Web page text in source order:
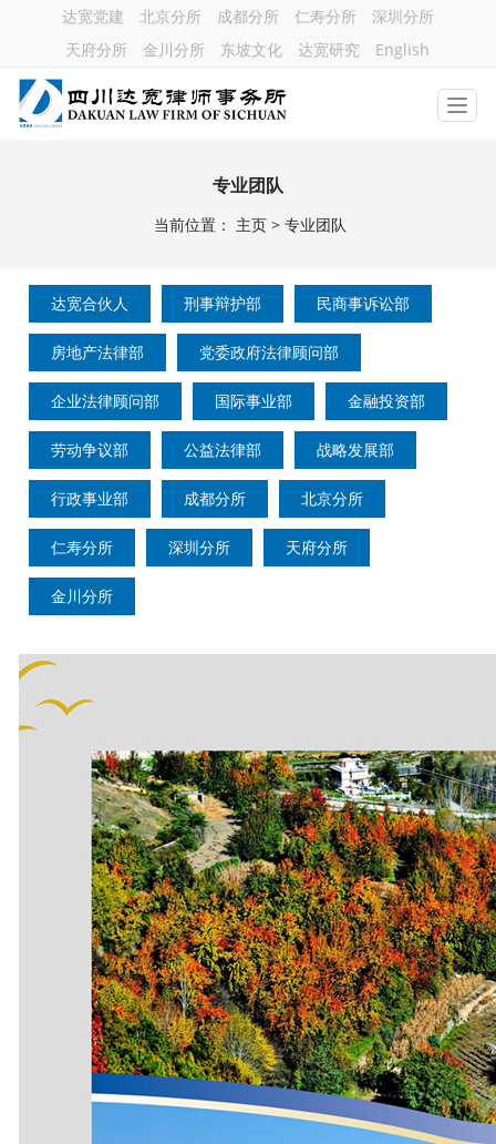
达宽党建 北京分所 成都分所 仁寿分所
深圳分所
天府分所
金川分所 东坡文化 达宽研究 English
专业团队
当前位置： 主页> 专业团队
达宽合伙人 刑事辩护部 民商事诉讼部
房地产法律部 党委政府法律顾问部
企业法律顾问部 国际事业部 金融投资部
劳动争议部 公益法律部 战略发展部
行政事业部 成都分所 北京分所
仁寿分所 深圳分所 天府分所
金川分所